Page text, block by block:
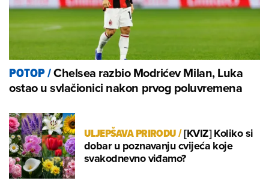
POTOP/Chelsea razbio Modrićev Milan, Luka
ostao u svlačionici nakon prvog poluvremena
ULJEPŠAVA PRIRODU/[KVIZ] Koliko si
dobar u poznavanju cvijeća koje
svakodnevno viđamo?